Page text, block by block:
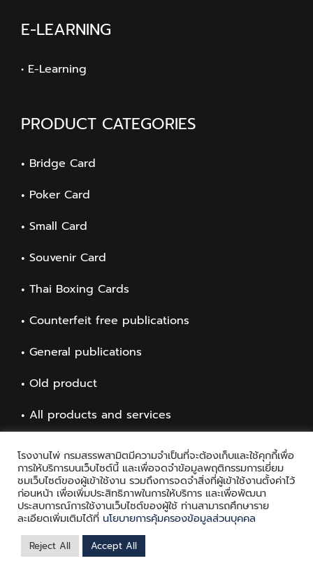
E-LEARNING
• E-Learning
PRODUCT CATEGORIES
Bridge Card
Poker Card
Small Card
Souvenir Card
Thai Boxing Cards
Counterfeit free publications
General publications
Old product
All products and services
Copyright © 2021 Playing Card Factory, all rights reserved
Facebook
โรงงานไพ่ กรมสรรพสามิตมีความจำเป็นที่จะต้องเก็บและใช้คุกกี้เพื่อ
การให้บริการบนเว็บไซต์นี้ และเพื่อจดจำข้อมูลพฤติกรรมการเยี่ยม
ชมเว็บไซต์ของผู้เข้าใช้งาน รวมถึงการจดจำสิ่งที่ผู้เข้าใช้งานตั้งค่าไว้
ก่อนหน้า เพื่อเพิ่มประสิทธิภาพในการให้บริการ และเพื่อพัฒนา
ประสบการณ์การใช้งานเว็บไซต์ของผู้ใช้ ท่านสามารถศึกษาราย
ละเอียดเพิ่มเติมได้ที่ นโยบายการคุ้มครองข้อมูลส่วนบุคคล
Reject All Accept All